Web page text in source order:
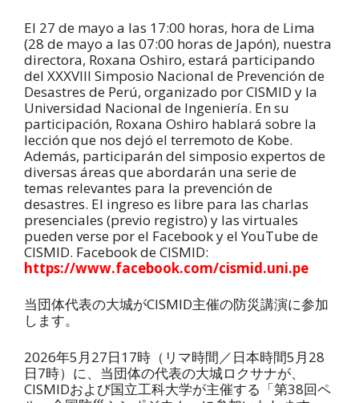
El 27 de mayo a las 17:00 horas, hora de Lima
(28 de mayo a las 07:00 horas de Japón), nuestra
directora, Roxana Oshiro, estará participando
del XXXVIII Simposio Nacional de Prevención de
Desastres de Perú, organizado por CISMID y la
Universidad Nacional de Ingeniería. En su
participación, Roxana Oshiro hablará sobre la
lección que nos dejó el terremoto de Kobe.
Además, participarán del simposio expertos de
diversas áreas que abordarán una serie de
temas relevantes para la prevención de
desastres. El ingreso es libre para las charlas
presenciales (previo registro) y las virtuales
pueden verse por el Facebook y el YouTube de
CISMID. Facebook de CISMID:
https://www.facebook.com/cismid.uni.pe
当団体代表の大城がCISMID主催の防災講演に参加
します。
2026年5月27日17時（リマ時間／日本時間5月28
日7時）に、当団体の代表の大城ロクサナが、
CISMIDおよび国立工科大学が主催する「第38回ペ